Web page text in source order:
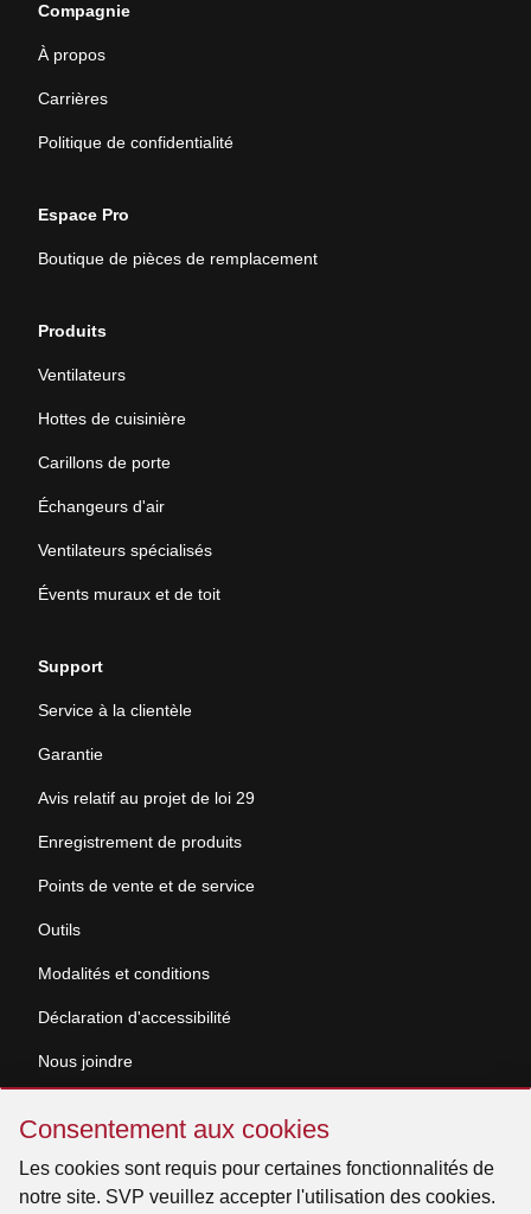
Consentement
aux
cookies
Consentement aux cookies
Les cookies sont requis pour certaines fonctionnalités de
notre site. SVP veuillez accepter l'utilisation des cookies.
Compagnie
À propos
Carrières
Politique de confidentialité
Espace Pro
Boutique de pièces de remplacement
Produits
Ventilateurs
Hottes de cuisinière
Carillons de porte
Échangeurs d'air
Ventilateurs spécialisés
Évents muraux et de toit
Support
Service à la clientèle
Garantie
Avis relatif au projet de loi 29
Enregistrement de produits
Points de vente et de service
Outils
Modalités et conditions
Déclaration d'accessibilité
Nous joindre
© 2026 Venmar Ventilation ULC Tous droits réservés.